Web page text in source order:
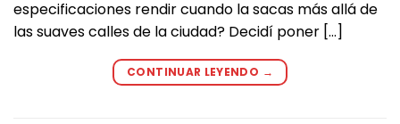
especificaciones rendir cuando la sacas más allá de
las suaves calles de la ciudad? Decidí poner […]
CONTINUAR LEYENDO →